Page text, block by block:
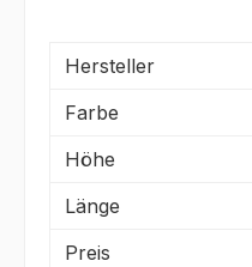
Hersteller
Farbe
Höhe
Länge
Preis